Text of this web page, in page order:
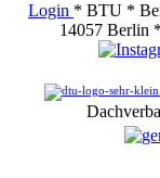
Login * BTU *
14057 Berlin *